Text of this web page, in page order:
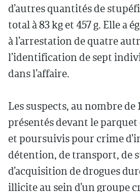
d’autres quantités de
total à 83 kg et 457 g. Elle a
à l’arrestation de quatre
l’identification de sept
dans l’affaire.
Les suspects, au nombre de
présentés devant le
et poursuivis pour crime
détention, de transport, de
d’acquisition de drogues
illicite au sein d’un groupe